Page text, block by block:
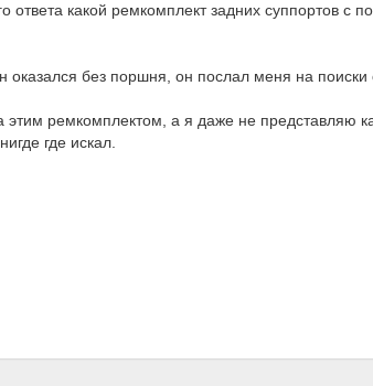
ответа какой ремкомплект задних суппортов с
оказался без поршня, он послал меня на поиски
ремкомплектом, а я даже не представляю
где искал.